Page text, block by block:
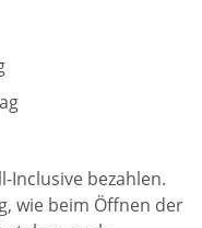
Inclusive bezahlen.
wie beim Öffnen der